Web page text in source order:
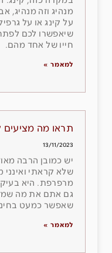
מנהיג וזה מנהיג,
על קינג או על
שיאפשרו לכם
חייו של אחד מהם.
למאמר »
תראו מה
13/11/2023
יש כמובן הרבה
שלא קראתי
מרפרפת. היא
גם אתם את מה
שאפשר כמעט
למאמר »